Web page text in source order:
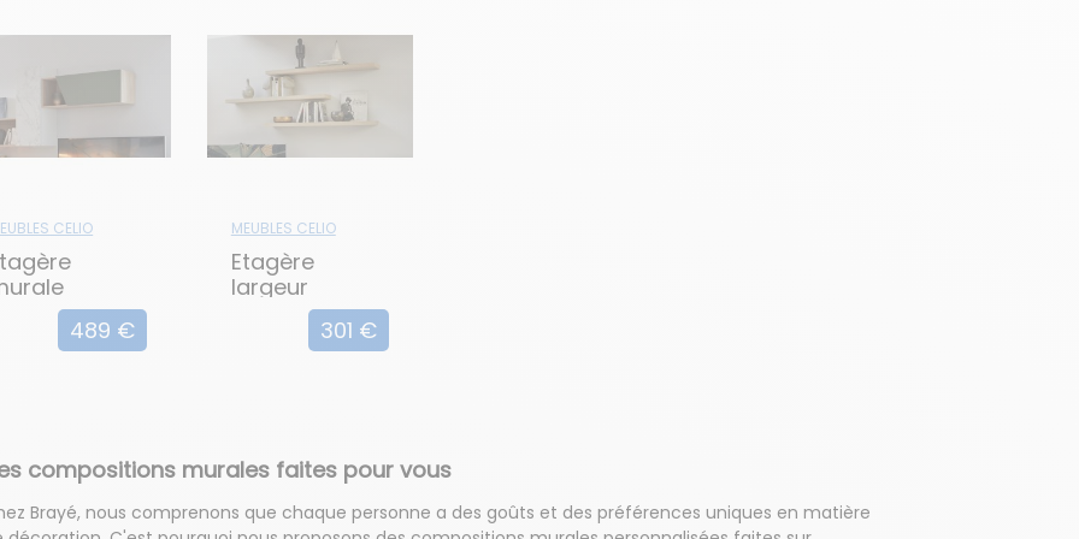
CELIO
vertical porte
battante OBLIK
489 €
MEUBLES CELIO
Etagère
largeur
suspendu 110
cm OBLIK301 €
compositions murales faites pour vous
Brayé, nous comprenons que chaque personne a des goûts et des préférences uniques en matière